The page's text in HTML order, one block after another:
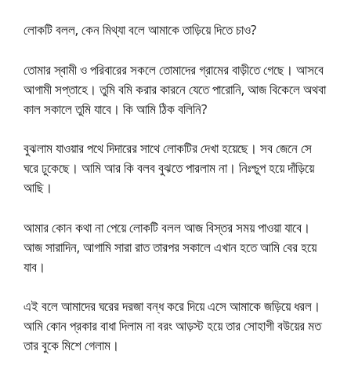
লোকটি বলল, কেন মিথ্যা বলে আমাকে তাড়িয়ে দিতে চাও?
তোমার স্বামী ও পরিবারের সকলে তোমাদের গ্রামের বাড়ীতে গেছে। আসবে
আগামী সপ্তাহে। তুমি বমি করার কারনে যেতে পারোনি, আজ বিকেলে অথবা
কাল সকালে তুমি যাবে। কি আমি ঠিক বলিনি?
বুঝলাম যাওয়ার পথে দিদারের সাথে লোকটির দেখা হয়েছে। সব জেনে সে
ঘরে ঢুকেছে। আমি আর কি বলব বুঝতে পারলাম না। নিঃশ্চুপ হয়ে দাঁড়িয়ে
আছি।
আমার কোন কথা না পেয়ে লোকটি বলল আজ বিস্তর সময় পাওয়া যাবে।
আজ সারাদিন, আগামি সারা রাত তারপর সকালে এখান হতে আমি বের হয়ে
যাব।
এই বলে আমাদের ঘরের দরজা বন্ধ করে দিয়ে এসে আমাকে জড়িয়ে ধরল।
আমি কোন প্রকার বাধা দিলাম না বরং আড়স্ট হয়ে তার সোহাগী বউয়ের মত
তার বুকে মিশে গেলাম।